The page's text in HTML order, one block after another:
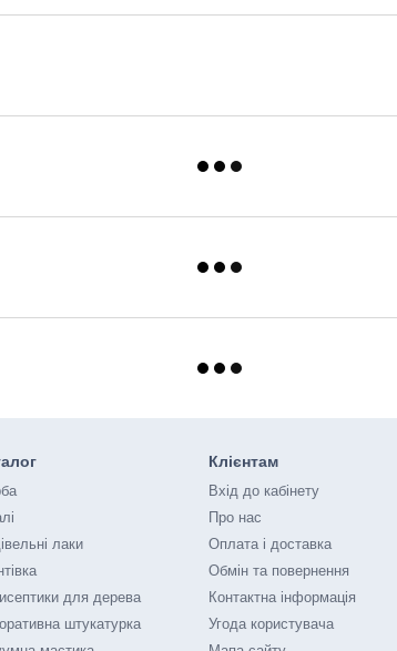
лаки
для дерева
штукатурка
Клієнтам
Вхід до кабінету
Про нас
Оплата і доставка
Обмін та повернення
Контактна інформація
Угода користувача